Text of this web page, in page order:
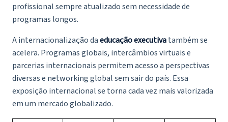
profissional sempre atualizado sem necessidade de
programas longos.
A internacionalização daeducação executivatambém se
acelera. Programas globais, intercâmbios virtuais e
parcerias internacionais permitem acesso a perspectivas
diversas e networking global sem sair do país. Essa
exposição internacional se torna cada vez mais valorizada
em um mercado globalizado.